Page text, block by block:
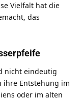
Vielfalt hat die
das
nicht eindeutig
ihre Entstehung im
oder im alten